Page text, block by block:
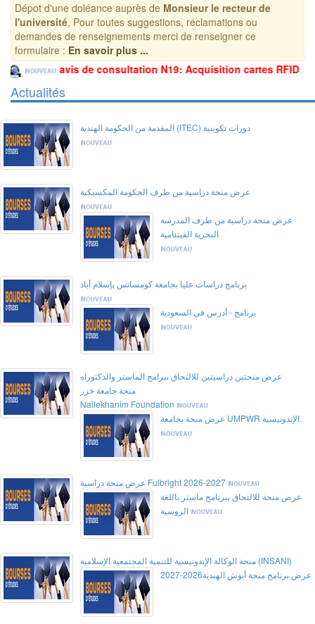
Dépot d'une doléance auprès de Monsieur le recteur de
l'université, Pour toutes suggestions, réclamations ou
demandes de renseignements merci de renseigner ce
formulaire : En savoir plus ...
N19: Acquisition cartes RFID
avis de
Actualités
المقدمة من الحكومة الهندية (ITEC) دورات تكوينية
عرض منحة دراسية من طرف الحكومة المكسيكية
عرض منحة دراسية من طرف المدرسة
البحرية الفيتنامية
برنامج دراسات عليا بجامعة كومساتس بإسلام أباد
برنامج - أدرس في السعودية
عرض منحتين دراسيتين للالتحاق ببرامج الماستر والدكتوراه
منحة جامعة خزر
Nailekhanim Foundation
عرض منحة بجامعة UMPWR الإندونيسية.
عرض منحة دراسية Fulbright 2026-2027
عرض منحة للالتحاق ببرنامج ماستر باللغة
منحة الوكالة الإندونيسية للتنمية المجتمعية الإسلامية (INSANI)
عرض برنامج منحة أيوش الهندية2026-2027